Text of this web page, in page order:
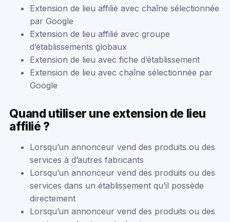
Extension de lieu affilié avec chaîne sélectionnée
par Google
Extension de lieu affilié avec groupe
d’établissements globaux
Extension de lieu avec fiche d’établissement
Extension de lieu avec chaîne sélectionnée par
Google
Quand utiliser une extension de lieu
affilié ?
Lorsqu’un annonceur vend des produits ou des
services à d’autres fabricants
Lorsqu’un annonceur vend des produits ou des
services dans un établissement qu’il possède
directement
Lorsqu’un annonceur vend des produits ou des